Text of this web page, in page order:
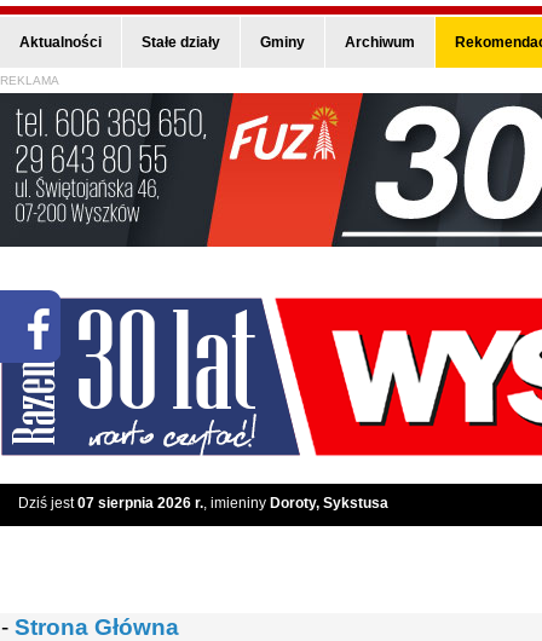
Aktualności Stałe działy Gminy Archiwum
REKLAMA
Dziś jest07 sierpnia 2026 r., imieniny Doroty, Sykstusa
- Strona Główna